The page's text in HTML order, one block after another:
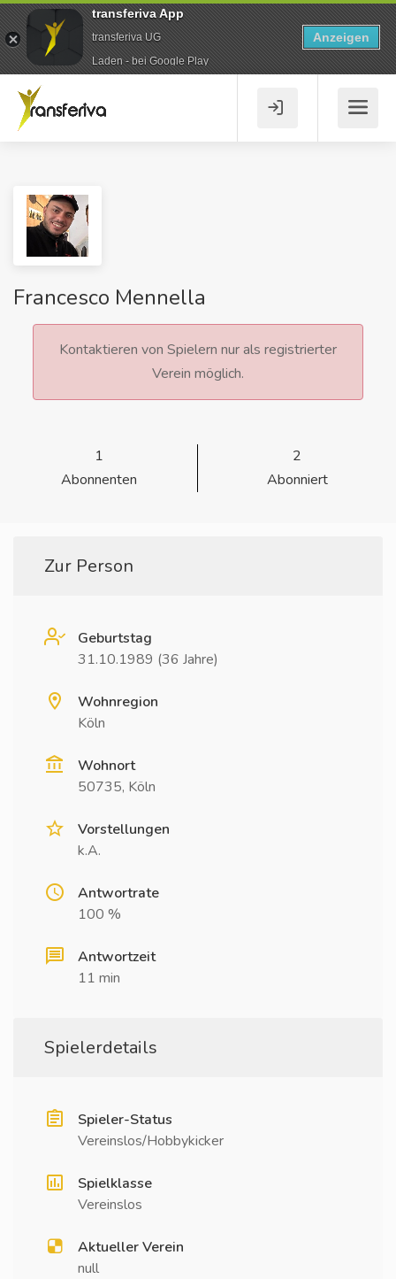
Francesco Mennella
Kontaktieren von Spielern nur als registrierter
Verein möglich.
1
Abonnenten
2
Abonniert
Zur Person
Geburtstag
31.10.1989 (36 Jahre)
Wohnregion
Köln
Wohnort
50735, Köln
Vorstellungen
k.A.
Antwortrate
100 %
Antwortzeit
11 min
Spielerdetails
Spieler-Status
Vereinslos/Hobbykicker
Spielklasse
Vereinslos
Aktueller Verein
null
transferiva App
transferiva UG
Laden - bei Google Play
Anzeigen